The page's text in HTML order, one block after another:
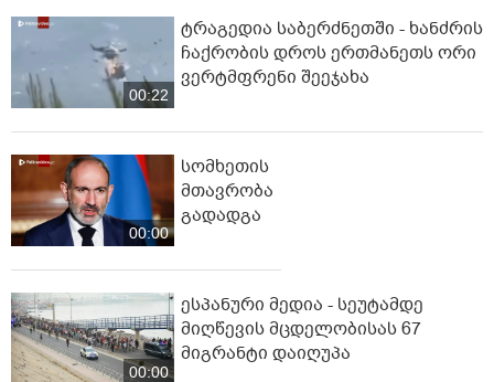
00:22
ტრაგედია საბერძნეთში - ხანძრის
ჩაქრობის დროს ერთმანეთს ორი
ვერტმფრენი შეეჯახა
00:00
სომხეთის
მთავრობა
გადადგა
00:00
ესპანური მედია - სეუტამდე
მიღწევის მცდელობისას 67
მიგრანტი დაიღუპა